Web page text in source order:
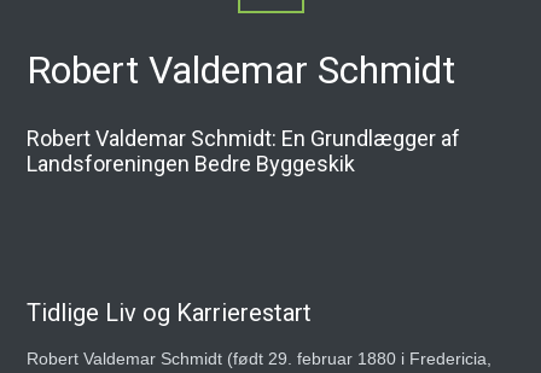
Robert Valdemar Schmidt
Robert Valdemar Schmidt: En Grundlægger af
Landsforeningen Bedre Byggeskik
Tidlige Liv og Karrierestart
Robert Valdemar Schmidt (født 29. februar 1880 i Fredericia,